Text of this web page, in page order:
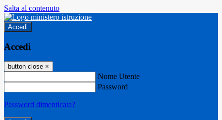
Salta al contenuto
Accedi
Accedi
button close ×
Nome Utente
Password
Password dimenticata?